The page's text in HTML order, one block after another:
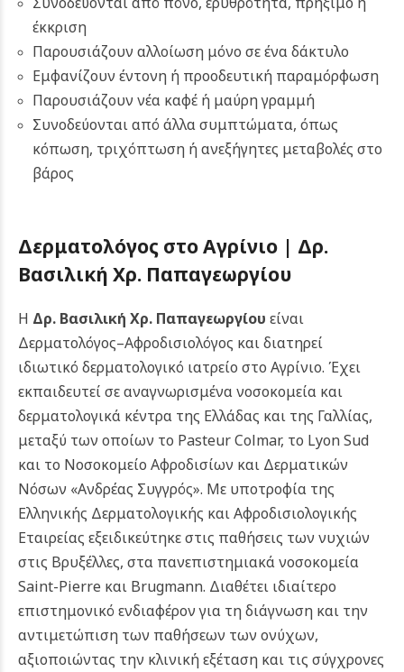
έκκριση
Παρουσιάζουν αλλοίωση μόνο σε ένα δάκτυλο
Εμφανίζουν έντονη ή προοδευτική παραμόρφωση
Παρουσιάζουν νέα καφέ ή μαύρη γραμμή
Συνοδεύονται από άλλα συμπτώματα, όπως
κόπωση, τριχόπτωση ή ανεξήγητες μεταβολές στο
βάρος
Δερματολόγος στο Αγρίνιο | Δρ.
Βασιλική Χρ. Παπαγεωργίου
Η Δρ. Βασιλική Χρ. Παπαγεωργίου είναι
Δερματολόγος–Αφροδισιολόγος και διατηρεί
ιδιωτικό δερματολογικό ιατρείο στο Αγρίνιο. Έχει
εκπαιδευτεί σε αναγνωρισμένα νοσοκομεία και
δερματολογικά κέντρα της Ελλάδας και της Γαλλίας,
μεταξύ των οποίων το Pasteur Colmar, το Lyon Sud
και το Νοσοκομείο Αφροδισίων και Δερματικών
Νόσων «Ανδρέας Συγγρός». Με υποτροφία της
Ελληνικής Δερματολογικής και Αφροδισιολογικής
Εταιρείας εξειδικεύτηκε στις παθήσεις των νυχιών
στις Βρυξέλλες, στα πανεπιστημιακά νοσοκομεία
Saint-Pierre και Brugmann. Διαθέτει ιδιαίτερο
επιστημονικό ενδιαφέρον για τη διάγνωση και την
αντιμετώπιση των παθήσεων των ονύχων,
αξιοποιώντας την κλινική εξέταση και τις σύγχρονες